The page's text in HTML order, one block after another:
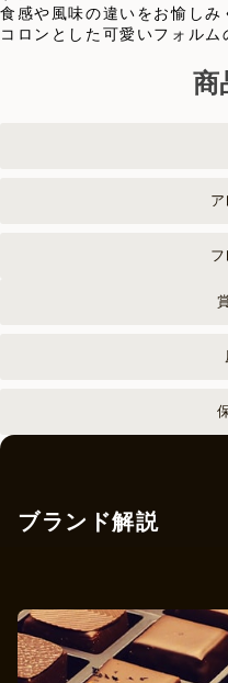
食感や風味の違いをお愉しみ
コロンとした可愛いフォルム
商
ア
フ
ブランド解説